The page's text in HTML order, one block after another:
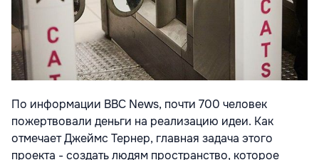
По информации BBC News, почти 700 человек
пожертвовали деньги на реализацию идеи. Как
отмечает Джеймс Тернер, главная задача этого
проекта - создать людям пространство, которое